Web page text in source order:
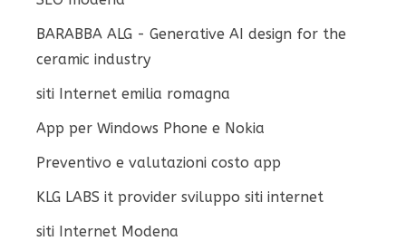
BARABBA ALG - Generative AI design for the
ceramic industry
siti Internet emilia romagna
App per Windows Phone e Nokia
Preventivo e valutazioni costo app
KLG LABS it provider sviluppo siti internet
siti Internet Modena